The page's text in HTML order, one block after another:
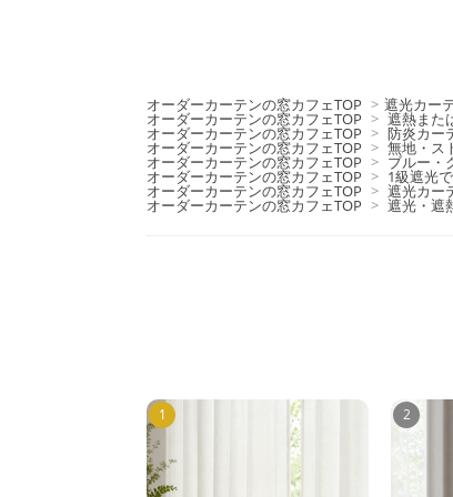
オーダーカーテンの窓カフェTOP > 遮光カー
オーダーカーテンの窓カフェTOP > 遮熱また
オーダーカーテンの窓カフェTOP > 防炎カー
オーダーカーテンの窓カフェTOP > 無地・ス
オーダーカーテンの窓カフェTOP > ブルー・
オーダーカーテンの窓カフェTOP > 1級遮光
オーダーカーテンの窓カフェTOP > 遮光カー
オーダーカーテンの窓カフェTOP > 遮光・遮
1 2